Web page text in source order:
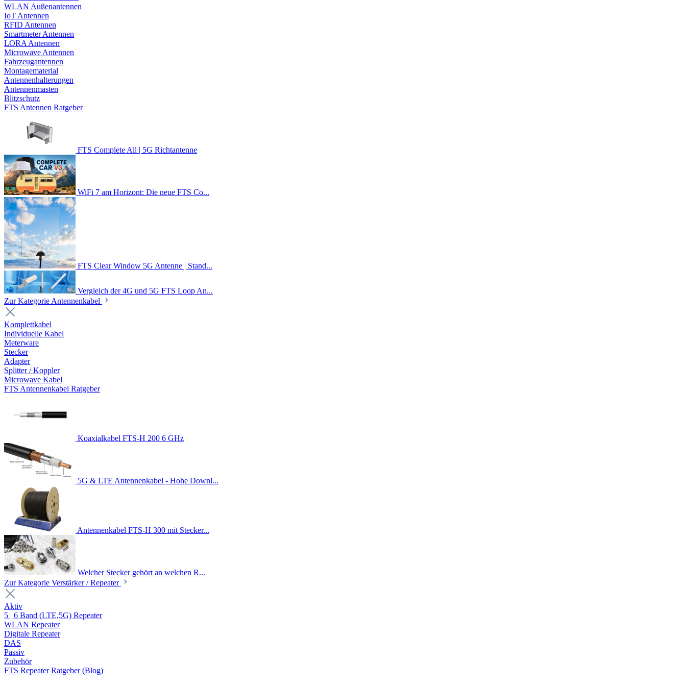
WLAN Außenantennen
IoT Antennen
RFID Antennen
Smartmeter Antennen
LORA Antennen
Microwave Antennen
Fahrzeugantennen
Montagematerial
Antennenhalterungen
Antennenmasten
Blitzschutz
FTS Antennen Ratgeber
FTS Complete All | 5G Richtantenne
WiFi 7 am Horizont: Die neue FTS Co...
FTS Clear Window 5G Antenne | Stand...
Vergleich der 4G und 5G FTS Loop An...
Zur Kategorie Antennenkabel
Komplettkabel
Individuelle Kabel
Meterware
Stecker
Adapter
Splitter / Koppler
Microwave Kabel
FTS Antennenkabel Ratgeber
Koaxialkabel FTS-H 200 6 GHz
5G & LTE Antennenkabel - Hohe Downl...
Antennenkabel FTS-H 300 mit Stecker...
Welcher Stecker gehört an welchen R...
Zur Kategorie Verstärker / Repeater
Aktiv
5 | 6 Band (LTE,5G) Repeater
WLAN Repeater
Digitale Repeater
DAS
Passiv
Zubehör
FTS Repeater Ratgeber (Blog)